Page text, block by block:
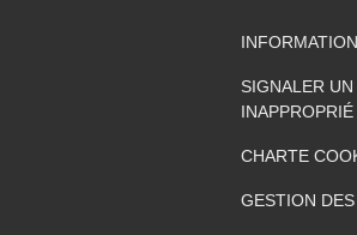
SIGNALER
INAPPROPRIÉ
CHARTE
GESTION